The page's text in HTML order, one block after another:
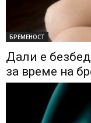
БРЕМЕНОСТ
Дали е
за време на